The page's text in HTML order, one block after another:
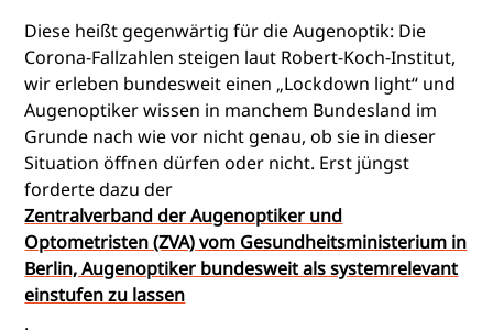
Diese heißt gegenwärtig für die Augenoptik: Die
Corona-Fallzahlen steigen laut Robert-Koch-Institut,
wir erleben bundesweit einen „Lockdown light“ und
Augenoptiker wissen in manchem Bundesland im
Grunde nach wie vor nicht genau, ob sie in dieser
Situation öffnen dürfen oder nicht. Erst jüngst
forderte dazu der
Zentralverband der Augenoptiker und
Optometristen (ZVA) vom Gesundheitsministerium in
Berlin, Augenoptiker bundesweit als systemrelevant
einstufen zu lassen
.